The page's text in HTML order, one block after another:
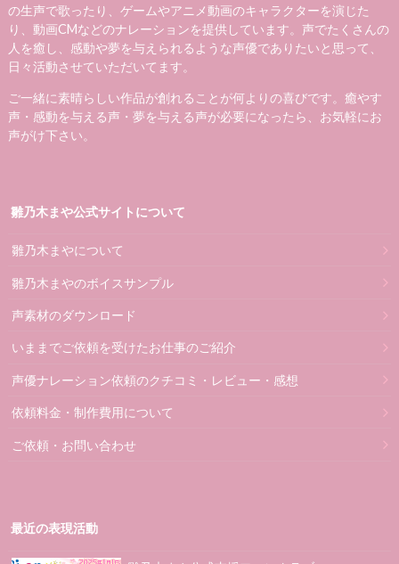
の生声で歌ったり、ゲームやアニメ動画のキャラクターを演じた
り、動画CMなどのナレーションを提供しています。声でたくさんの
人を癒し、感動や夢を与えられるような声優でありたいと思って、
日々活動させていただいてます。
ご一緒に素晴らしい作品が創れることが何よりの喜びです。癒やす
声・感動を与える声・夢を与える声が必要になったら、お気軽にお
声がけ下さい。
雛乃木まや公式サイトについて
雛乃木まやについて
雛乃木まやのボイスサンプル
声素材のダウンロード
いままでご依頼を受けたお仕事のご紹介
声優ナレーション依頼のクチコミ・レビュー・感想
依頼料金・制作費用について
ご依頼・お問い合わせ
最近の表現活動